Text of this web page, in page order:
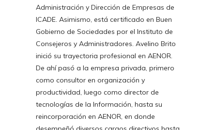
Administración y Dirección de Empresas de
ICADE. Asimismo, está certificado en Buen
Gobierno de Sociedades por el Instituto de
Consejeros y Administradores. Avelino Brito
inició su trayectoria profesional en AENOR.
De ahí pasó a la empresa privada, primero
como consultor en organización y
productividad, luego como director de
tecnologías de la Información, hasta su
reincorporación en AENOR, en donde